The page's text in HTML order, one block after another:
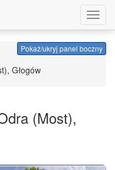
Pokaż/ukryj panel boczny
Głogów
(Most),